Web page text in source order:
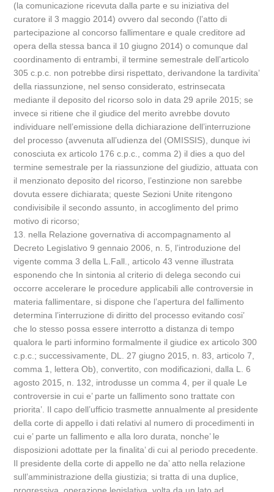
(la comunicazione ricevuta dalla parte e su iniziativa del
curatore il 3 maggio 2014) ovvero dal secondo (l’atto di
partecipazione al concorso fallimentare e quale creditore ad
opera della stessa banca il 10 giugno 2014) o comunque dal
coordinamento di entrambi, il termine semestrale dell’articolo
305 c.p.c. non potrebbe dirsi rispettato, derivandone la tardivita’
della riassunzione, nel senso considerato, estrinsecata
mediante il deposito del ricorso solo in data 29 aprile 2015; se
invece si ritiene che il giudice del merito avrebbe dovuto
individuare nell’emissione della dichiarazione dell’interruzione
del processo (avvenuta all’udienza del (OMISSIS), dunque ivi
conosciuta ex articolo 176 c.p.c., comma 2) il dies a quo del
termine semestrale per la riassunzione del giudizio, attuata con
il menzionato deposito del ricorso, l’estinzione non sarebbe
dovuta essere dichiarata; queste Sezioni Unite ritengono
condivisibile il secondo assunto, in accoglimento del primo
motivo di ricorso;
13. nella Relazione governativa di accompagnamento al
Decreto Legislativo 9 gennaio 2006, n. 5, l’introduzione del
vigente comma 3 della L.Fall., articolo 43 venne illustrata
esponendo che In sintonia al criterio di delega secondo cui
occorre accelerare le procedure applicabili alle controversie in
materia fallimentare, si dispone che l’apertura del fallimento
determina l’interruzione di diritto del processo evitando cosi’
che lo stesso possa essere interrotto a distanza di tempo
qualora le parti informino formalmente il giudice ex articolo 300
c.p.c.; successivamente, DL. 27 giugno 2015, n. 83, articolo 7,
comma 1, lettera Ob), convertito, con modificazioni, dalla L. 6
agosto 2015, n. 132, introdusse un comma 4, per il quale Le
controversie in cui e’ parte un fallimento sono trattate con
priorita’. Il capo dell’ufficio trasmette annualmente al presidente
della corte di appello i dati relativi al numero di procedimenti in
cui e’ parte un fallimento e alla loro durata, nonche’ le
disposizioni adottate per la finalita’ di cui al periodo precedente.
Il presidente della corte di appello ne da’ atto nella relazione
sull’amministrazione della giustizia; si tratta di una duplice,